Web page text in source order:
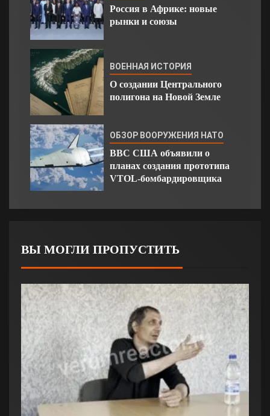
Россия в Африке: новые
рынки и союзы
ВОЕННАЯ ИСТОРИЯ
О создании Центрального
полигона на Новой Земле
ОБЗОР ВООРУЖЕНИЯ НАТО
ВВС США объявили о
планах создания прототипа
VTOL-бомбардировщика
ВЫ МОГЛИ ПРОПУСТИТЬ